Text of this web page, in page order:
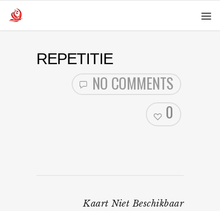
REPETITIE
NO COMMENTS
0
Kaart Niet Beschikbaar